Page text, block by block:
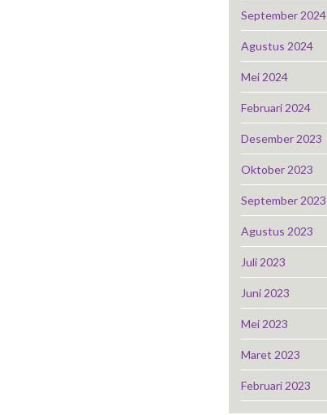
September 2024
Agustus 2024
Mei 2024
Februari 2024
Desember 2023
Oktober 2023
September 2023
Agustus 2023
Juli 2023
Juni 2023
Mei 2023
Maret 2023
Februari 2023